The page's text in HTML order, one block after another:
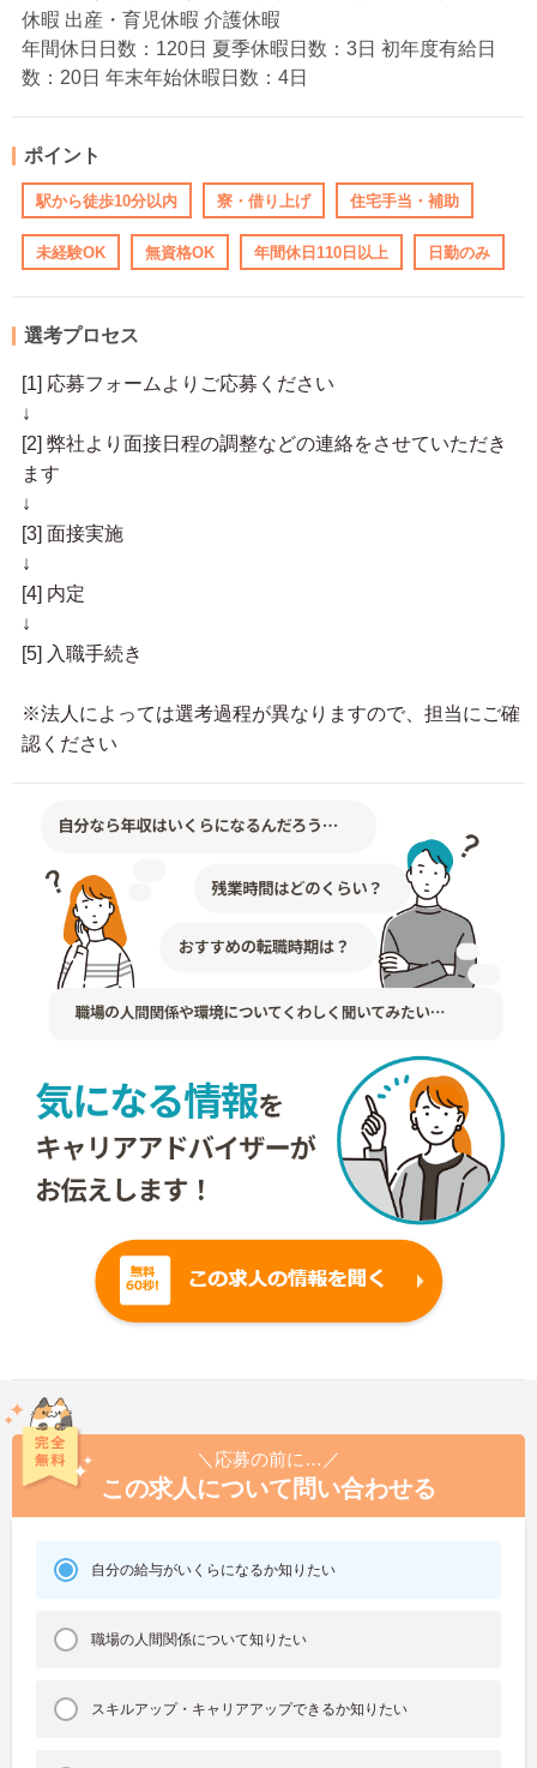
休暇 出産・育児休暇 介護休暇
年間休日日数：120日 夏季休暇日数：3日 初年度有給日
数：20日 年末年始休暇日数：4日
ポイント
駅から徒歩10分以内 寮・借り上げ 住宅手当・補助
未経験OK 無資格OK 年間休日110日以上 日勤のみ
選考プロセス
[1] 応募フォームよりご応募ください
↓
[2] 弊社より面接日程の調整などの連絡をさせていただき
ます
↓
[3] 面接実施
↓
[4] 内定
↓
[5] 入職手続き
※法人によっては選考過程が異なりますので、担当にご確
認ください
＼応募の前に…／
この求人について問い合わせる
自分の給与がいくらになるか知りたい
職場の人間関係について知りたい
スキルアップ・キャリアアップできるか知りたい